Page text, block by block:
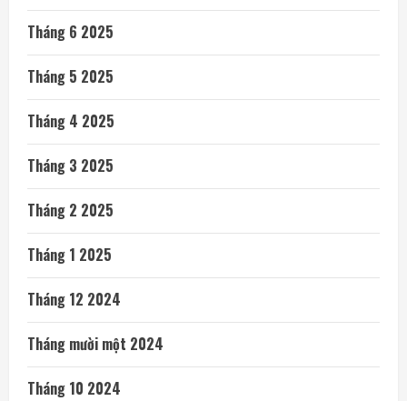
Tháng 6 2025
Tháng 5 2025
Tháng 4 2025
Tháng 3 2025
Tháng 2 2025
Tháng 1 2025
Tháng 12 2024
Tháng mười một 2024
Tháng 10 2024